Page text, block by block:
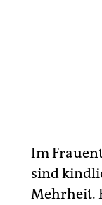
Im
sind
Mehrheit.